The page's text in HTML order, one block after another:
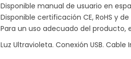
Disponible manual de usuario en
Disponible certificación CE, RoHS y
Para un uso adecuado del producto,
Luz Ultravioleta. Conexión USB. Cable